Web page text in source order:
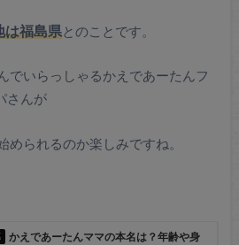
は福島県とのことです。
でいらっしゃるかえであーたんフ
さんが
められるのか楽しみですね。
かえであーたんママの本名は？年齢や身